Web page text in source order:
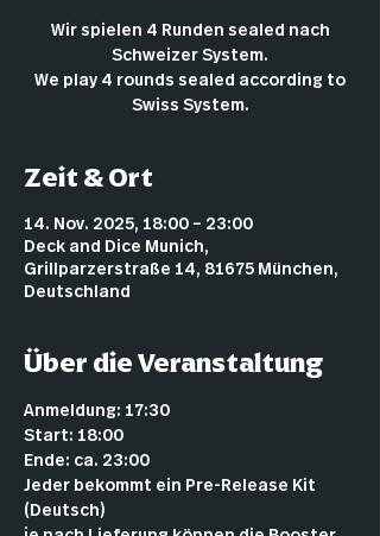
Wir spielen 4 Runden sealed nach
Schweizer System.
We play 4 rounds sealed according to
Swiss System.
Zeit & Ort
14. Nov. 2025, 18:00 – 23:00
Deck and Dice Munich,
Grillparzerstraße 14, 81675 München,
Deutschland
Über die Veranstaltung
Anmeldung: 17:30
Start: 18:00
Ende: ca. 23:00
Jeder bekommt ein Pre-Release Kit
(Deutsch)